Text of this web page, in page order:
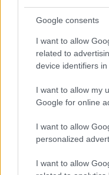
Google consents
I want to allow
related to
device identifiers in
I want to allow my
Google for online
I want to allow
personalized
I want to allow
pracujemy nad tym żeby je
Po zakończeniu spotkania
spotkania
, a także dane
2026 - terminarz .
Informacje o składach i
W miarę dostępności
rezerwowych, zmiany
aktualizujemy zależnie od
Śledź mecze swojej